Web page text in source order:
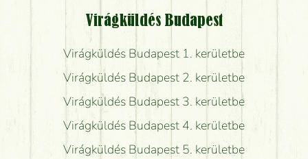
Virágküldés Budapest
Virágküldés Budapest 1. kerületbe
Virágküldés Budapest 2. kerületbe
Virágküldés Budapest 3. kerületbe
Virágküldés Budapest 4. kerületbe
Virágküldés Budapest 5. kerületbe